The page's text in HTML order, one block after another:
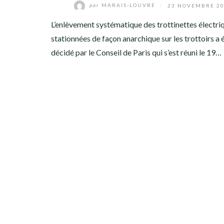
par MARAIS-LOUVRE 23 NOVEMBRE
L’enlèvement systématique des trottinettes
stationnées de façon anarchique sur les trottoirs a
décidé par le Conseil de Paris qui s’est réuni le 19…